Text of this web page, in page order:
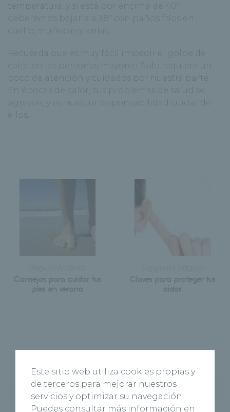
temperatura, y si está por encima de 40º,
deberemos bajarla a 38º con paños fríos en
cuello, muñecas y axilas
Recuerda que es muy fácil impedir el golpe de
calor en las personas mayores. Solo requiere un
poco de atención y cuidados por nuestra parte.
En épocas de calor, sus problemas de salud se
agravan, y es nuestra responsabilidad cuidar de
ellos.
Consejos para cuidar tus
pies en verano
Claves para proteger tus
oídos
Entradas recientes
Este sitio web utiliza cookies propias y
de terceros para mejorar nuestros
servicios y optimizar su navegación.
Puedes consultar más información en